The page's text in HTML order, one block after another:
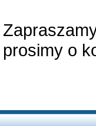
prosimy o